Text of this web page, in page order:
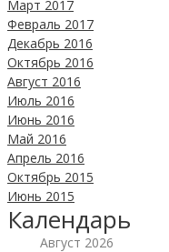
Март 2017
Февраль 2017
Декабрь 2016
Октябрь 2016
Август 2016
Июль 2016
Июнь 2016
Май 2016
Апрель 2016
Октябрь 2015
Июнь 2015
Календарь
Август 2026